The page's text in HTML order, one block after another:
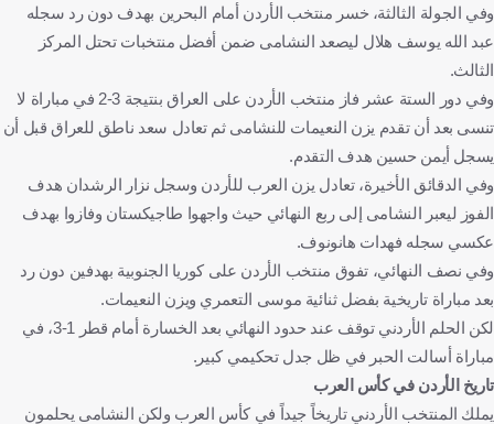
وفي الجولة الثالثة، خسر منتخب الأردن أمام البحرين بهدف دون رد سجله
عبد الله يوسف هلال ليصعد النشامى ضمن أفضل منتخبات تحتل المركز
الثالث.
وفي دور الستة عشر فاز منتخب الأردن على العراق بنتيجة 3-2 في مباراة لا
تنسى بعد أن تقدم يزن النعيمات للنشامى ثم تعادل سعد ناطق للعراق قبل أن
يسجل أيمن حسين هدف التقدم.
وفي الدقائق الأخيرة، تعادل يزن العرب للأردن وسجل نزار الرشدان هدف
الفوز ليعبر النشامى إلى ربع النهائي حيث واجهوا طاجيكستان وفازوا بهدف
عكسي سجله فهدات هانونوف.
وفي نصف النهائي، تفوق منتخب الأردن على كوريا الجنوبية بهدفين دون رد
بعد مباراة تاريخية بفضل ثنائية موسى التعمري ويزن النعيمات.
لكن الحلم الأردني توقف عند حدود النهائي بعد الخسارة أمام قطر 1-3، في
مباراة أسالت الحبر في ظل جدل تحكيمي كبير.
تاريخ الأردن في كأس العرب
يملك المنتخب الأردني تاريخاً جيداً في كأس العرب ولكن النشامى يحلمون